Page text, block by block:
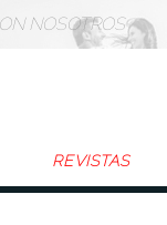
NOSOTROS
REVISTAS